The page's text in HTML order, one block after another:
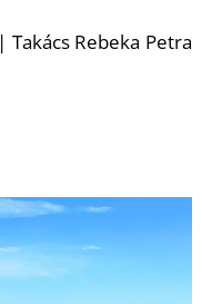
Takács Rebeka Petra